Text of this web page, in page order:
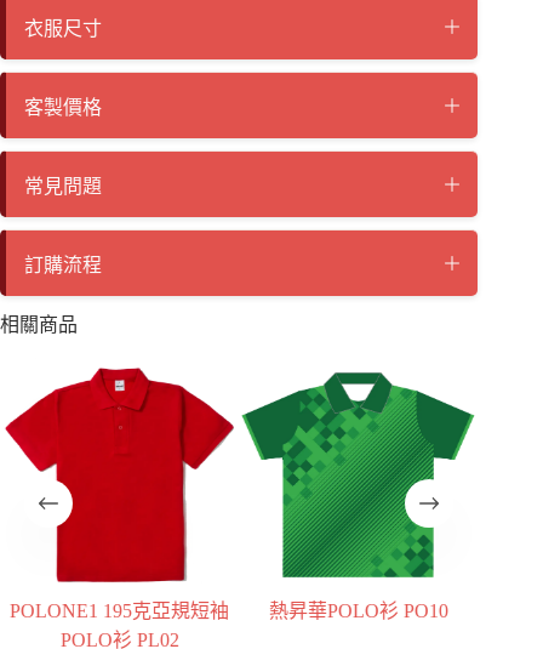
衣服尺寸
客製價格
常見問題
訂購流程
相關商品
袖 熱昇華POLO衫 PO10 熱昇華POLO衫 PO08